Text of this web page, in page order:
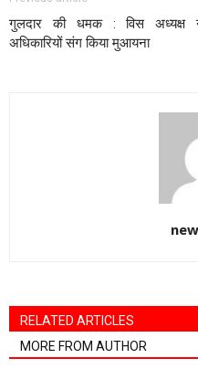
गुलदार की धमक : विस अध्यक्ष
अधिकारियों संग किया मुआयना
RELATED ARTICLES
MORE FROM AUTHOR